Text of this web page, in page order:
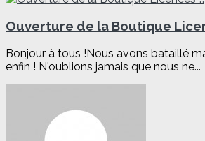
Ouverture de la Boutique
Bonjour à tous !Nous avons bataillé
enfin ! N'oublions jamais que nous ne...